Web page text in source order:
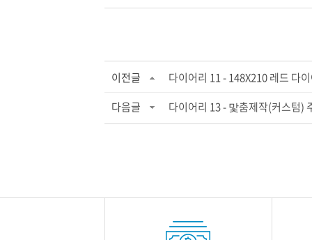
이전글
다이어리 11 - 148X210 레드 다
다음글
다이어리 13 - 맟춤제작(커스텀)